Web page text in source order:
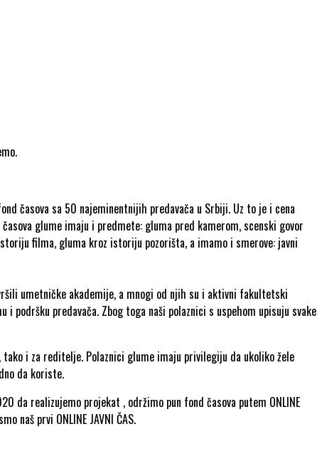
časova sa 50 najeminentnijih predavača u Srbiji. Uz to je i cena
glume imaju i predmete: gluma pred kamerom, scenski govor
filma, gluma kroz istoriju pozorišta, a imamo i smerove: javni
umetničke akademije, a mnogi od njih su i aktivni fakultetski
podršku predavača. Zbog toga naši polaznici s uspehom upisuju svake
i za reditelje. Polaznici glume imaju privilegiju da ukoliko žele
da koriste.
da realizujemo projekat , održimo pun fond časova putem ONLINE
naš prvi ONLINE JAVNI ČAS.